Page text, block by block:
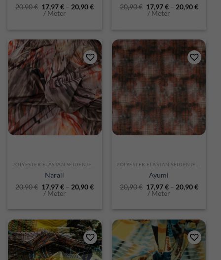
20,90€ 17,97€ – 20,90€
/ Meter
20,90€ 17,97€– 20,90€
/ Meter
Narall
20,90€ 17,97€ – 20,90€
/ Meter
Ayumi
20,90€ 17,97€– 20,90€
/ Meter